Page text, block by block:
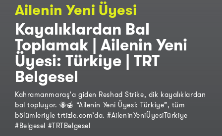
Ailenin Yeni Üyesi
Kayalıklardan Bal
Toplamak | Ailenin Yeni
Üyesi: Türkiye | TRT
Belgesel
Kahramanmaraş’a giden Reshad Strike, dik kayalıklardan
bal topluyor. 🐝🍯 “Ailenin Yeni Üyesi: Türkiye”, tüm
bölümleriyle trtizle.com’da. #AileninYeniÜyesiTürkiye
#Belgesel #TRTBelgesel